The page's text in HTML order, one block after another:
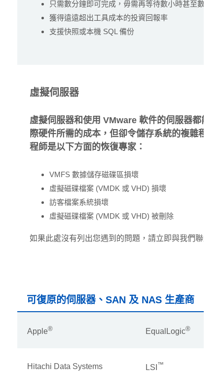
只需數分鐘即可完成，毋需再等待數小時甚至數日時
獲得遠遠超出工具成本的投資回報率
支援快照或本機 SQL 備份
虛擬伺服器
虛擬伺服器和使用 VMware 軟件的伺服器都能
際硬件所需的成本，但卻令儲存系統的複雜程度
程師是以下方面的恢復專家：
VMFS 數據儲存磁碟區損壞
虛擬磁碟檔案 (VMDK 或 VHD) 損壞
訪客檔案系統損壞
虛擬磁碟檔案 (VMDK 或 VHD) 被刪除
如果此處沒有列出您遇到的問題，請立即與我們聯絡
可復原的伺服器、SAN 及 NAS 生產商
Apple® EqualLogic®
Hitachi Data Systems LSI ™